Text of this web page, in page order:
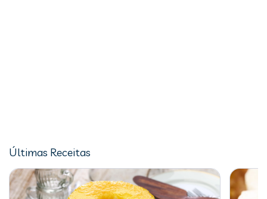
Últimas Receitas